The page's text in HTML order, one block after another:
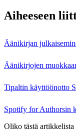
Aiheeseen
Äänikirjan
Äänikirjojen
Tipaltin käyttöönotto
Spotify for Authorsin
Oliko tästä artikkelista